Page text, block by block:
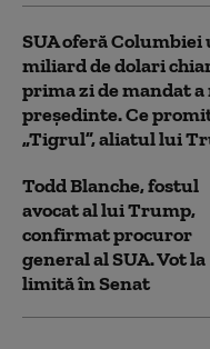
SUA oferă Columbiei
miliard de dolari
prima zi de mandat
președinte. Ce
„Tigrul”, aliatul lui
Todd Blanche, fostul
avocat al lui Trump,
confirmat procuror
general al SUA. Vot la
limită în Senat